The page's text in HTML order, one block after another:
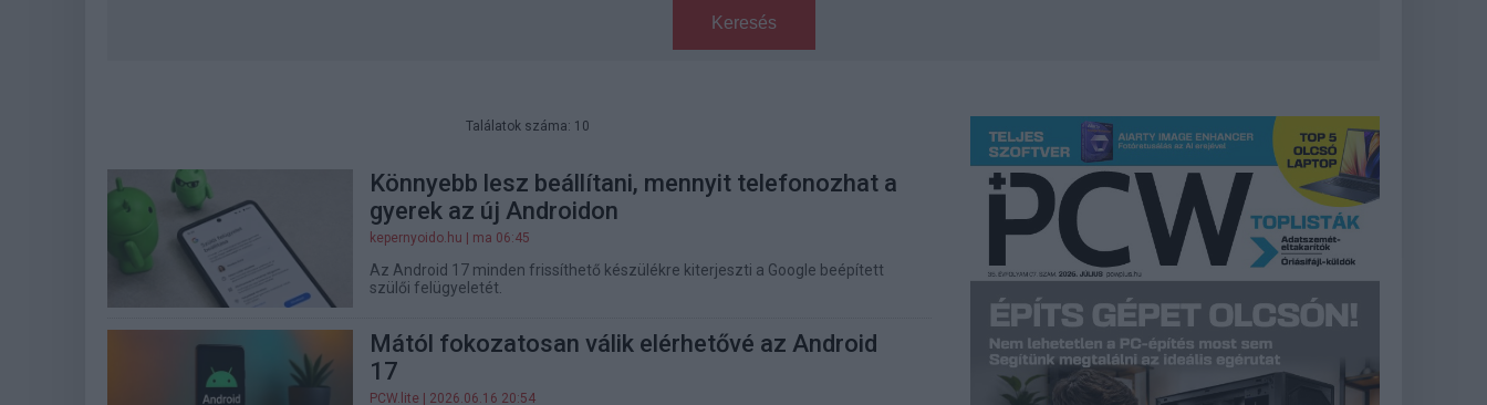
Keresés
Találatok száma: 10
Könnyebb lesz beállítani, mennyit telefonozhat a
gyerek az új Androidon
kepernyoido.hu | ma 06:45
Az Android 17 minden frissíthető készülékre kiterjeszti a Google beépített
szülői felügyeletét.
Mától fokozatosan válik elérhetővé az Android
17
PCW.lite | 2026.06.16 20:54